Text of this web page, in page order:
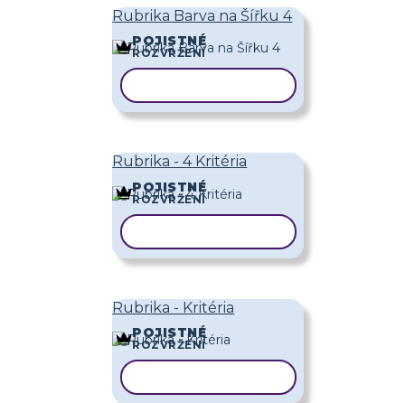
Rubrika Barva na Šířku 4
POJISTNÉ
ROZVRŽENÍ
Rubrika - 4 Kritéria
POJISTNÉ
ROZVRŽENÍ
Rubrika - Kritéria
POJISTNÉ
ROZVRŽENÍ